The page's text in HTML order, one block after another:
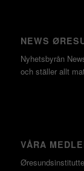
NEWS
Nyhetsbyrån
och ställer allt
VÅRA